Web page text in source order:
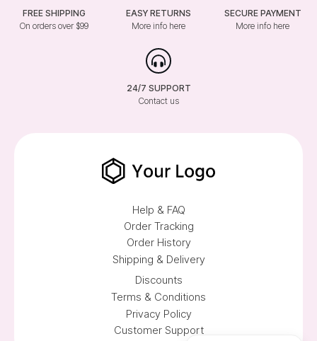
FREE SHIPPING
On orders over $99
EASY RETURNS
More info here
SECURE PAYMENT
More info here
24/7 SUPPORT
Contact us
Help & FAQ
Order Tracking
Order History
Shipping & Delivery
Discounts
Terms & Conditions
Privacy Policy
Customer Support